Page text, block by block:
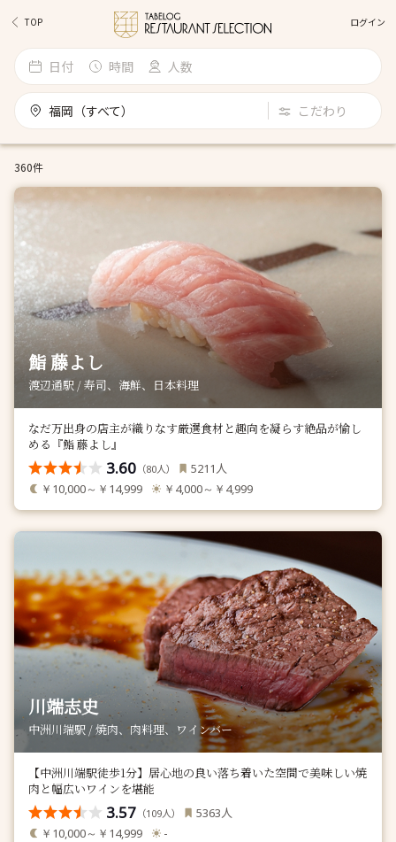
TOP ログイン
日付 時間 人数
福岡（すべて） こだわり
360件
鮨 藤よし
渡辺通駅 / 寿司、海鮮、日本料理
なだ万出身の店主が織りなす厳選食材と趣向を凝らす絶品が愉し
める『鮨 藤よし』
3.60 （80人） 5211 人
￥10,000～￥14,999 ￥4,000～￥4,999
川端志史
中洲川端駅 / 焼肉、肉料理、ワインバー
【中洲川端駅徒歩1分】居心地の良い落ち着いた空間で美味しい焼
肉と幅広いワインを堪能
3.57 （109人） 5363人
￥10,000～￥14,999 -